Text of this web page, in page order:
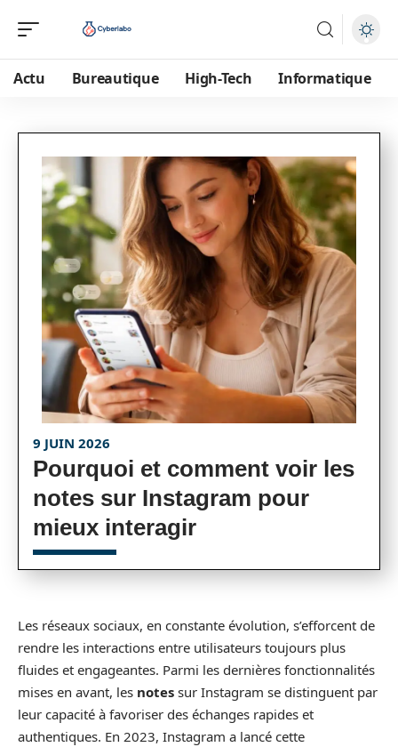
Actu Bureautique High-Tech Informatique
9 JUIN 2026
Pourquoi et comment voir les
notes sur Instagram pour
mieux interagir
Les réseaux sociaux, en constante évolution, s’efforcent de
rendre les interactions entre utilisateurs toujours plus
fluides et engageantes. Parmi les dernières fonctionnalités
mises en avant, les notes sur Instagram se distinguent par
leur capacité à favoriser des échanges rapides et
authentiques. En 2023, Instagram a lancé cette